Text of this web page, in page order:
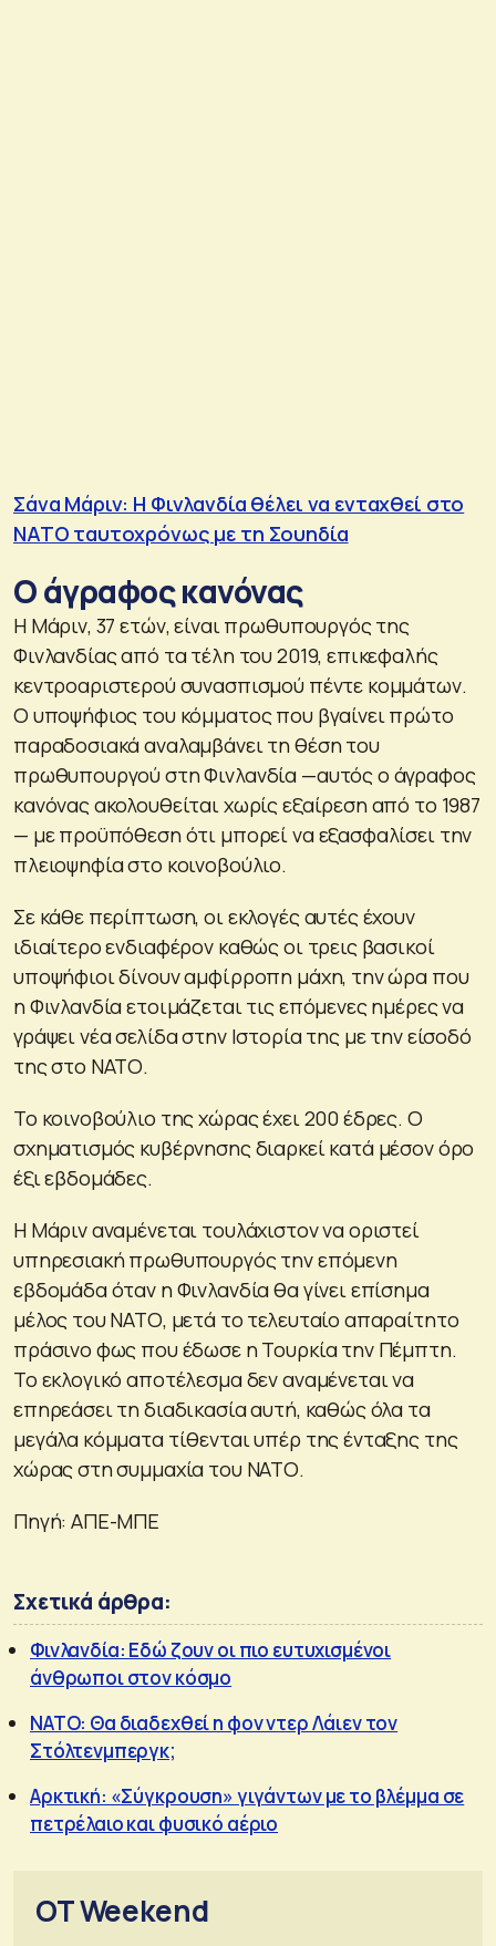
Σάνα Μάριν: Η Φινλανδία θέλει να ενταχθεί στο
NATO ταυτοχρόνως με τη Σουηδία
Ο άγραφος κανόνας
Η Μάριν, 37 ετών, είναι πρωθυπουργός της
Φινλανδίας από τα τέλη του 2019, επικεφαλής
κεντροαριστερού συνασπισμού πέντε κομμάτων.
Ο υποψήφιος του κόμματος που βγαίνει πρώτο
παραδοσιακά αναλαμβάνει τη θέση του
πρωθυπουργού στη Φινλανδία —αυτός ο άγραφος
κανόνας ακολουθείται χωρίς εξαίρεση από το 1987
— με προϋπόθεση ότι μπορεί να εξασφαλίσει την
πλειοψηφία στο κοινοβούλιο.
Σε κάθε περίπτωση, οι εκλογές αυτές έχουν
ιδιαίτερο ενδιαφέρον καθώς οι τρεις βασικοί
υποψήφιοι δίνουν αμφίρροπη μάχη, την ώρα που
η Φινλανδία ετοιμάζεται τις επόμενες ημέρες να
γράψει νέα σελίδα στην Ιστορία της με την είσοδό
της στο ΝΑΤΟ.
Το κοινοβούλιο της χώρας έχει 200 έδρες. Ο
σχηματισμός κυβέρνησης διαρκεί κατά μέσον όρο
έξι εβδομάδες.
Η Μάριν αναμένεται τουλάχιστον να οριστεί
υπηρεσιακή πρωθυπουργός την επόμενη
εβδομάδα όταν η Φινλανδία θα γίνει επίσημα
μέλος του ΝΑΤΟ, μετά το τελευταίο απαραίτητο
πράσινο φως που έδωσε η Τουρκία την Πέμπτη.
Το εκλογικό αποτέλεσμα δεν αναμένεται να
επηρεάσει τη διαδικασία αυτή, καθώς όλα τα
μεγάλα κόμματα τίθενται υπέρ της ένταξης της
χώρας στη συμμαχία του ΝΑΤΟ.
Πηγή: ΑΠΕ-ΜΠΕ
Σχετικά άρθρα:
Φινλανδία: Εδώ ζουν οι πιο ευτυχισμένοι
άνθρωποι στον κόσμο
ΝΑΤΟ: Θα διαδεχθεί η φον ντερ Λάιεν τον
Στόλτενμπεργκ;
Αρκτική: «Σύγκρουση» γιγάντων με το βλέμμα σε
πετρέλαιο και φυσικό αέριο
OT Weekend